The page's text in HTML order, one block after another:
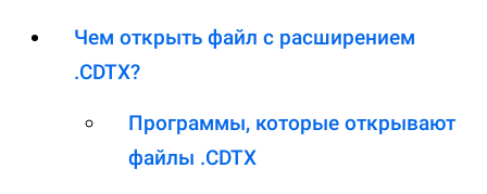
Чем открыть файл с расширением
.CDTX?
Программы, которые открывают
файлы .CDTX